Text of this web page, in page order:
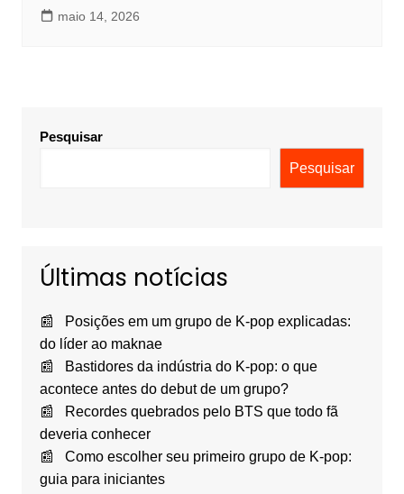
maio 14, 2026
Pesquisar
Pesquisar
Últimas notícias
Posições em um grupo de K-pop explicadas:
do líder ao maknae
Bastidores da indústria do K-pop: o que
acontece antes do debut de um grupo?
Recordes quebrados pelo BTS que todo fã
deveria conhecer
Como escolher seu primeiro grupo de K-pop:
guia para iniciantes